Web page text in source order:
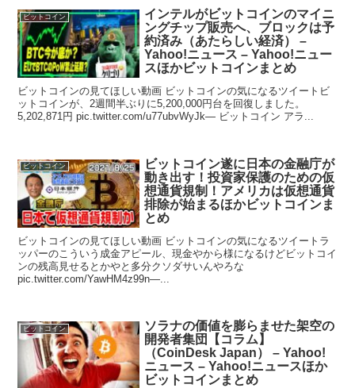
ビットコイン
インテルがビットコインのマイニ
ングチップ販売へ、ブロックは予
約済み（あたらしい経済） –
Yahoo!ニュース – Yahoo!ニュー
スほかビットコインまとめ
ビットコインの見てほしい動画 ビットコインの気になるツイートビ
ットコインが、2週間半ぶりに5,200,000円台を回復しました。
5,202,871円 pic.twitter.com/u77ubvWyJk— ビットコイン アラ...
ビットコイン
ビットコイン遂に日本の金融庁が
動き出す！投資家保護のための仮
想通貨規制！アメリカは仮想通貨
排除が始まるほかビットコインま
とめ
ビットコインの見てほしい動画 ビットコインの気になるツイートラ
ッパーのこういう成金アピール、現金やから様になるけどビットコイ
ンの残高見せるとかやと多分クソダサいんやろな
pic.twitter.com/YawHM4z99n—...
ビットコイン
ソラナの価値を膨らませた架空の
開発者集団【コラム】
（CoinDesk Japan） – Yahoo!
ニュース – Yahoo!ニュースほか
ビットコインまとめ